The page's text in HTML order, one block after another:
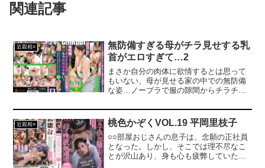
関連記事
近親相○
無防備すぎる母がチラ見せする乳
首がエロすぎて…2
まさか自分の肉体に欲情するとは思って
もいない、母が見せる家の中での無防備
な姿…ノーブラで服の隙間からチラチラ
に密かに興奮していく男の欲望が我慢の
限界を超えたとき…もはや母としての認
識は無くなり目に入るのは只の女体。熟
れた肉体を貪り禁忌の快楽に堕ちてい
く。
近親相○ 桃色かぞくVOL.19 平岡里枝子
○○部屋おじさんの息子は、念願の正社員
となった。しかし、そこでは理不尽なこ
とが沢山あり、身も心も疲弊していた。